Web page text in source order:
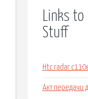
Links
Stuff
Htc radar
Акт передачи